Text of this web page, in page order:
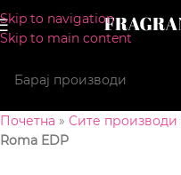
Skip to navigation
Skip to main content
Почетна » Сите производи
Roma EDP